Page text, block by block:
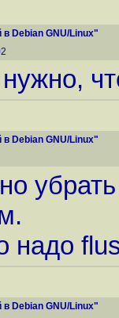
Debian GNU/Linux"
Debian GNU/Linux"
Debian GNU/Linux"